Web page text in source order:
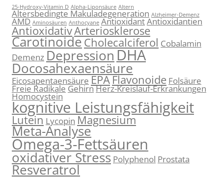
25-Hydroxy-Vitamin D Alpha-Liponsäure Altern
Altersbedingte Makuladegeneration Alzheimer-Demenz
AMD Aminosäuren Anthocyane AntioxidantAntioxidantien
AntioxidativArteriosklerose
CarotinoideCholecalciferol Cobalamin
Demenz DepressionDHA
Docosahexaensäure
Eicosapentaensäure EPAFlavonoide Folsäure
Freie RadikaleGehirnHerz-Kreislauf-Erkrankungen
Homocystein
kognitive Leistungsfähigkeit
Lutein Lycopin Magnesium
Meta-Analyse
Omega-3-Fettsäuren
oxidativer Stress Polyphenol Prostata
Resveratrol